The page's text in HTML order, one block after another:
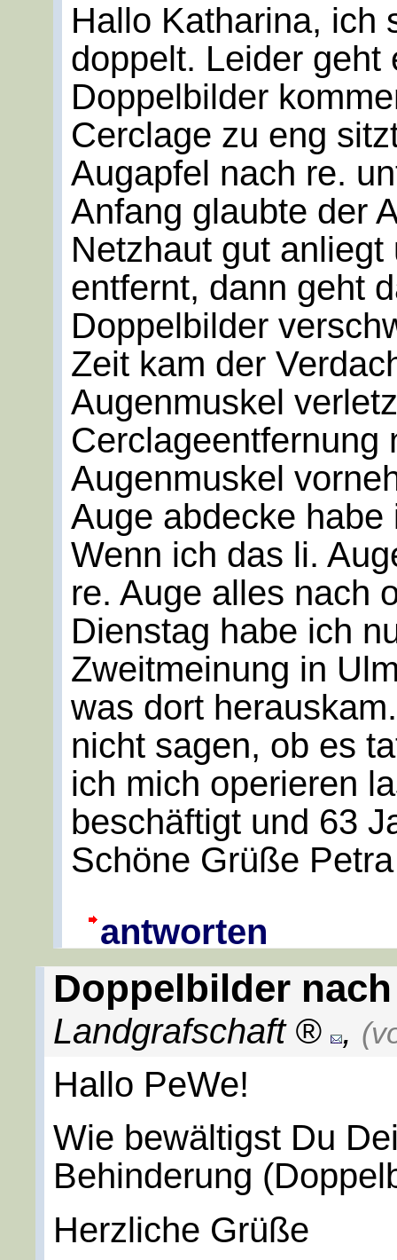
Hallo Katharina, ich
doppelt. Leider
Doppelbilder
Cerclage zu eng
Augapfel nach re.
Anfang glaubte der
Netzhaut gut
entfernt, dann geht
Doppelbilder
Zeit kam der
Augenmuskel
Cerclageentfernung
Augenmuskel
Auge abdecke
Wenn ich das li.
re. Auge alles nach
Dienstag habe ich
Zweitmeinung in
was dort
nicht sagen, ob es
ich mich operieren
beschäftigt und 63
Schöne Grüße Petra
antworten
Doppelbilder
Landgrafschaft ,
Hallo PeWe!
Wie bewältigst Du
Behinderung
Herzliche Grüße